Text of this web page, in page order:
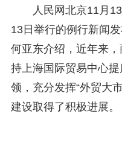
人民网北京11月
13日举行的例行新闻
何亚东介绍，近年来
持上海国际贸易中心提
领，充分发挥“外贸大
建设取得了积极进展。